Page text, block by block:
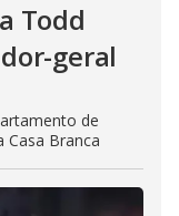
Todd
geral
de
Casa Branca